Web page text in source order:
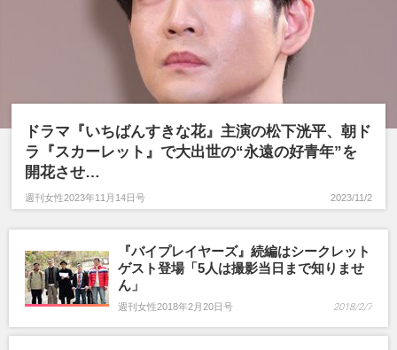
ドラマ『いちばんすきな花』主演の松下洸平、朝ド
ラ『スカーレット』で大出世の“永遠の好青年”を
開花させ…
週刊女性2023年11月14日号 2023/11/2
『バイプレイヤーズ』続編はシークレット
ゲスト登場「5人は撮影当日まで知りませ
ん」
週刊女性2018年2月20日号 2018/2/7